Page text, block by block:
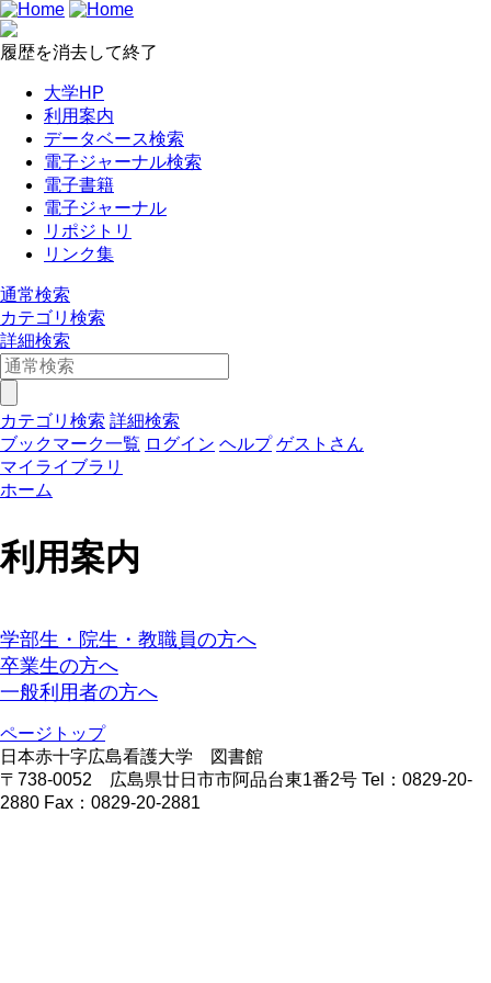
履歴を消去して終了
大学HP
利用案内
データベース検索
電子ジャーナル検索
電子書籍
電子ジャーナル
リポジトリ
リンク集
通常検索
カテゴリ検索
詳細検索
カテゴリ検索 詳細検索
ブックマーク一覧 ログイン ヘルプ ゲストさん
マイライブラリ
ホーム
利用案内
学部生・院生・教職員の方へ
卒業生の方へ
一般利用者の方へ
ページトップ
日本赤十字広島看護大学 図書館
〒738-0052 広島県廿日市市阿品台東1番2号 Tel：0829-20-
2880 Fax：0829-20-2881